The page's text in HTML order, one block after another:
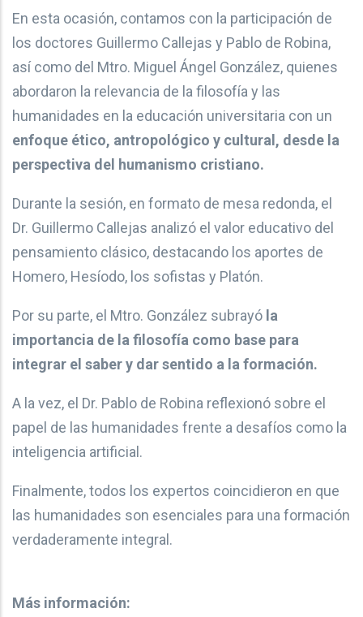
En esta ocasión, contamos con la participación de
los doctores Guillermo Callejas y Pablo de Robina,
así como del Mtro. Miguel Ángel González, quienes
abordaron la relevancia de la filosofía y las
humanidades en la educación universitaria con un
enfoque ético, antropológico y cultural, desde la
perspectiva del humanismo cristiano.
Durante la sesión, en formato de mesa redonda, el
Dr. Guillermo Callejas analizó el valor educativo del
pensamiento clásico, destacando los aportes de
Homero, Hesíodo, los sofistas y Platón.
Por su parte, el Mtro. González subrayó la
importancia de la filosofía como base para
integrar el saber y dar sentido a la formación.
A la vez, el Dr. Pablo de Robina reflexionó sobre el
papel de las humanidades frente a desafíos como la
inteligencia artificial.
Finalmente, todos los expertos coincidieron en que
las humanidades son esenciales para una formación
verdaderamente integral.
Más información: